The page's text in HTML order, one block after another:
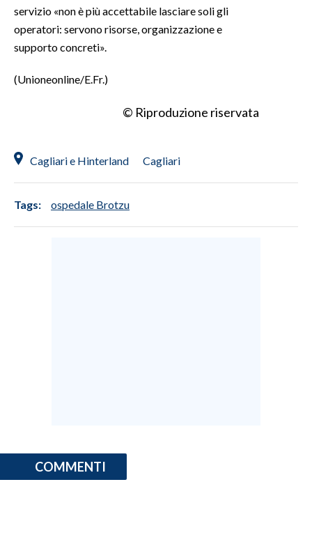
servizio «non è più accettabile lasciare soli gli
operatori: servono risorse, organizzazione e
supporto concreti».
(Unioneonline/E.Fr.)
© Riproduzione riservata
Cagliari e Hinterland Cagliari
Tags: ospedale Brotzu
COMMENTI